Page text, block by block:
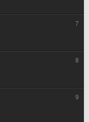
7
8
9